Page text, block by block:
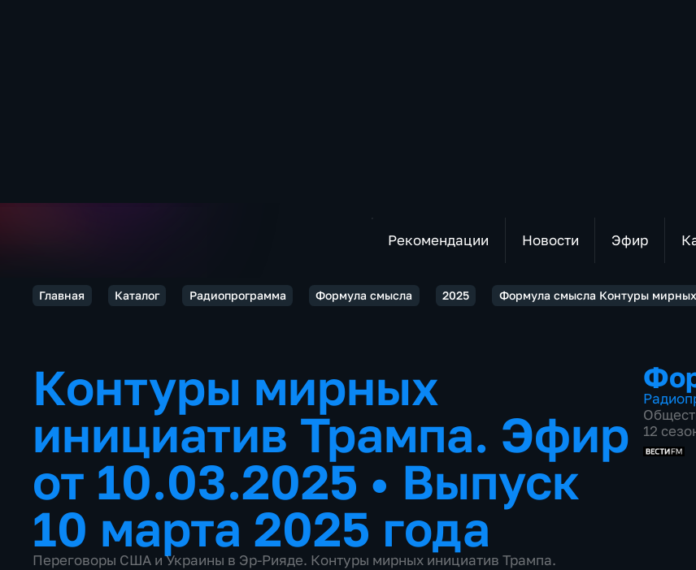
Рекомендации Новости Эфир
Главная Каталог Радиопрограмма Формула смысла 2025 Формула смысла Контуры
Контуры мирных
инициатив Трампа. Эфир
от 10.03.2025 • Выпуск
10 марта 2025 года
Переговоры США и Украины в Эр-Рияде. Контуры мирных инициатив Трампа.
12